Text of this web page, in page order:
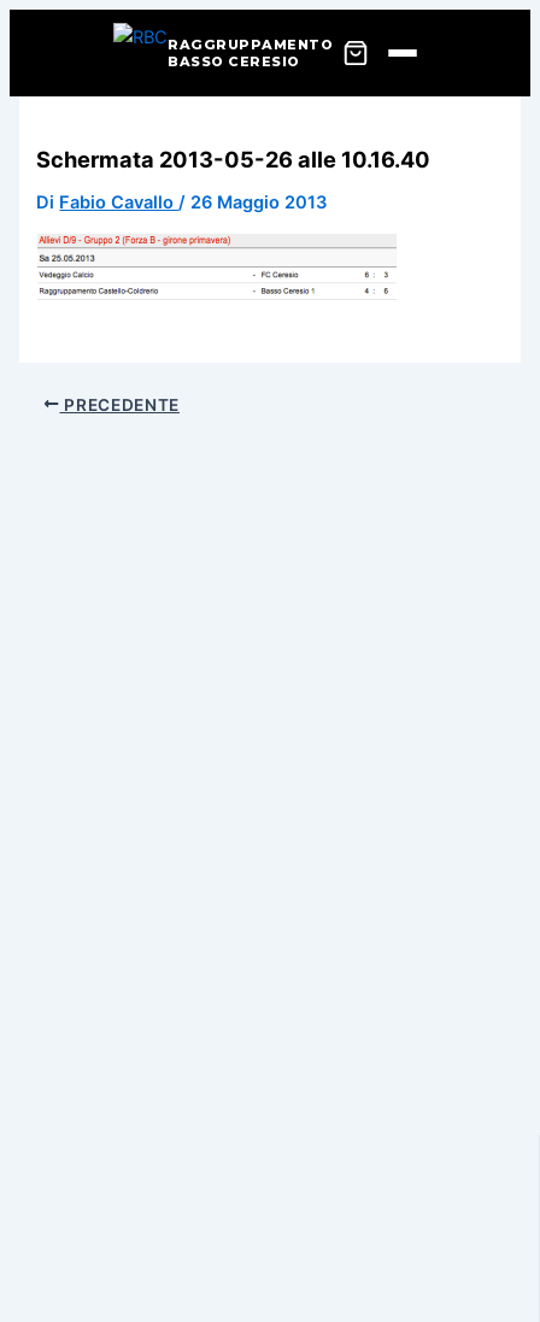
RAGGRUPPAMENTO
BASSO CERESIO
contenuto
Schermata 2013-05-26 alle 10.16.40
Di Fabio Cavallo/ 26 Maggio 2013
PRECEDENTE